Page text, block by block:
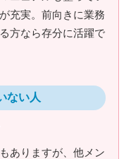
充実。前向きに業務
方なら存分に活躍で
ない人
ありますが、他メン